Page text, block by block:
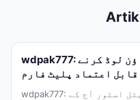
wdpak777: آفیشل سافٹ ویئر اور گیمز ڈاؤن لوڈ کرنے
قابل اعتماد پلیٹ فارم
wdpak777: آپ کا پسندیدہ اور محفوظ ڈیجیٹل اسٹور آج کے